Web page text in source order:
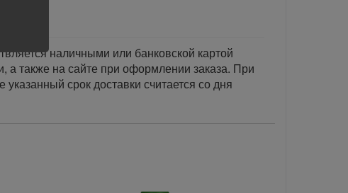
наличными или банковской картой
а также на сайте при оформлении заказа. При
указанный срок доставки считается со дня